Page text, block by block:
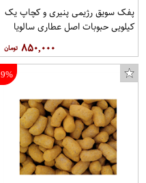
پفک سویق رژیمی پنیری و کچاپ یک
کیلویی حبوبات اصل عطاری سالویا
۸۵۰,۰۰۰
9%